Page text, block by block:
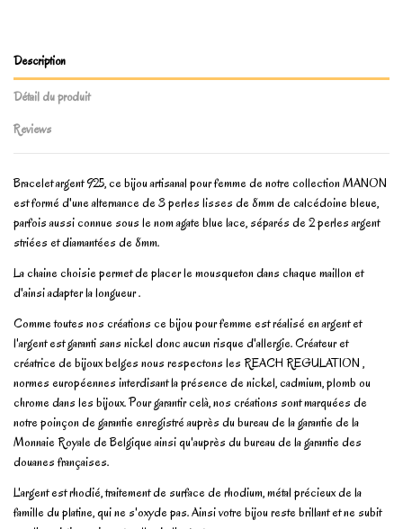
Description
Détail du produit
Reviews
Bracelet argent 925, ce bijou artisanal pour femme de notre collection MANON
est formé d'une alternance de 3 perles lisses de 8mm de calcédoine bleue,
parfois aussi connue sous le nom agate blue lace, séparés de 2 perles argent
striées et diamantées de 8mm.
La chaine choisie permet de placer le mousqueton dans chaque maillon et
d'ainsi adapter la longueur .
Comme toutes nos créations ce bijou pour femme est réalisé en argent et
l'argent est garanti sans nickel donc aucun risque d'allergie. Créateur et
créatrice de bijoux belges nous respectons les REACH REGULATION ,
normes européennes interdisant la présence de nickel, cadmium, plomb ou
chrome dans les bijoux. Pour garantir celà, nos créations sont marquées de
notre poinçon de garantie enregistré auprès du bureau de la garantie de la
Monnaie Royale de Belgique ainsi qu'auprès du bureau de la garantie des
douanes françaises.
L'argent est rhodié, traitement de surface de rhodium, métal précieux de la
famille du platine, qui ne s'oxyde pas. Ainsi votre bijou reste brillant et ne subit